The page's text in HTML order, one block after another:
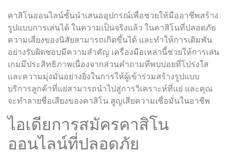
คาสิโนออนไลน์ชั้นนำเสนออุปกรณ์เพื่อช่วยให้มืออาชีพสร้าง
รูปแบบการเล่นได้ ในความเป็นจริงแล้ว ในคาสิโนที่ปลอดภัย
ความเสี่ยงของนิสัยสามารถเกิดขึ้นได้ และทำให้การเดิมพัน
อย่างรับผิดชอบมีความสำคัญ เครื่องมือเหล่านี้ช่วยให้การเล่น
เกมมีประสิทธิภาพเนื่องจากส่วนคำถามที่พบบ่อยที่โปร่งใส
และความมุ่งมั่นอย่างยิ่งในการให้ผู้เข้าร่วมสร้างรูปแบบ
บริการลูกค้าที่แย่สามารถนำไปสู่การวิเคราะห์ที่แย่ และคุณ
จะทำลายชื่อเสียงของคาสิโน สูญเสียความเชื่อมั่นในอาชีพ
ไอเดียการสมัครคาสิโน
ออนไลน์ที่ปลอดภัย